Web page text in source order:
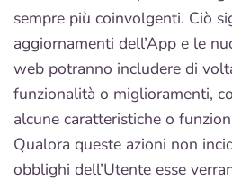
sempre più coinvolgenti. Ciò
aggiornamenti dell’App e le
web potranno includere di
funzionalità o miglioramenti,
alcune caratteristiche o
Qualora queste azioni non
obblighi dell’Utente esse